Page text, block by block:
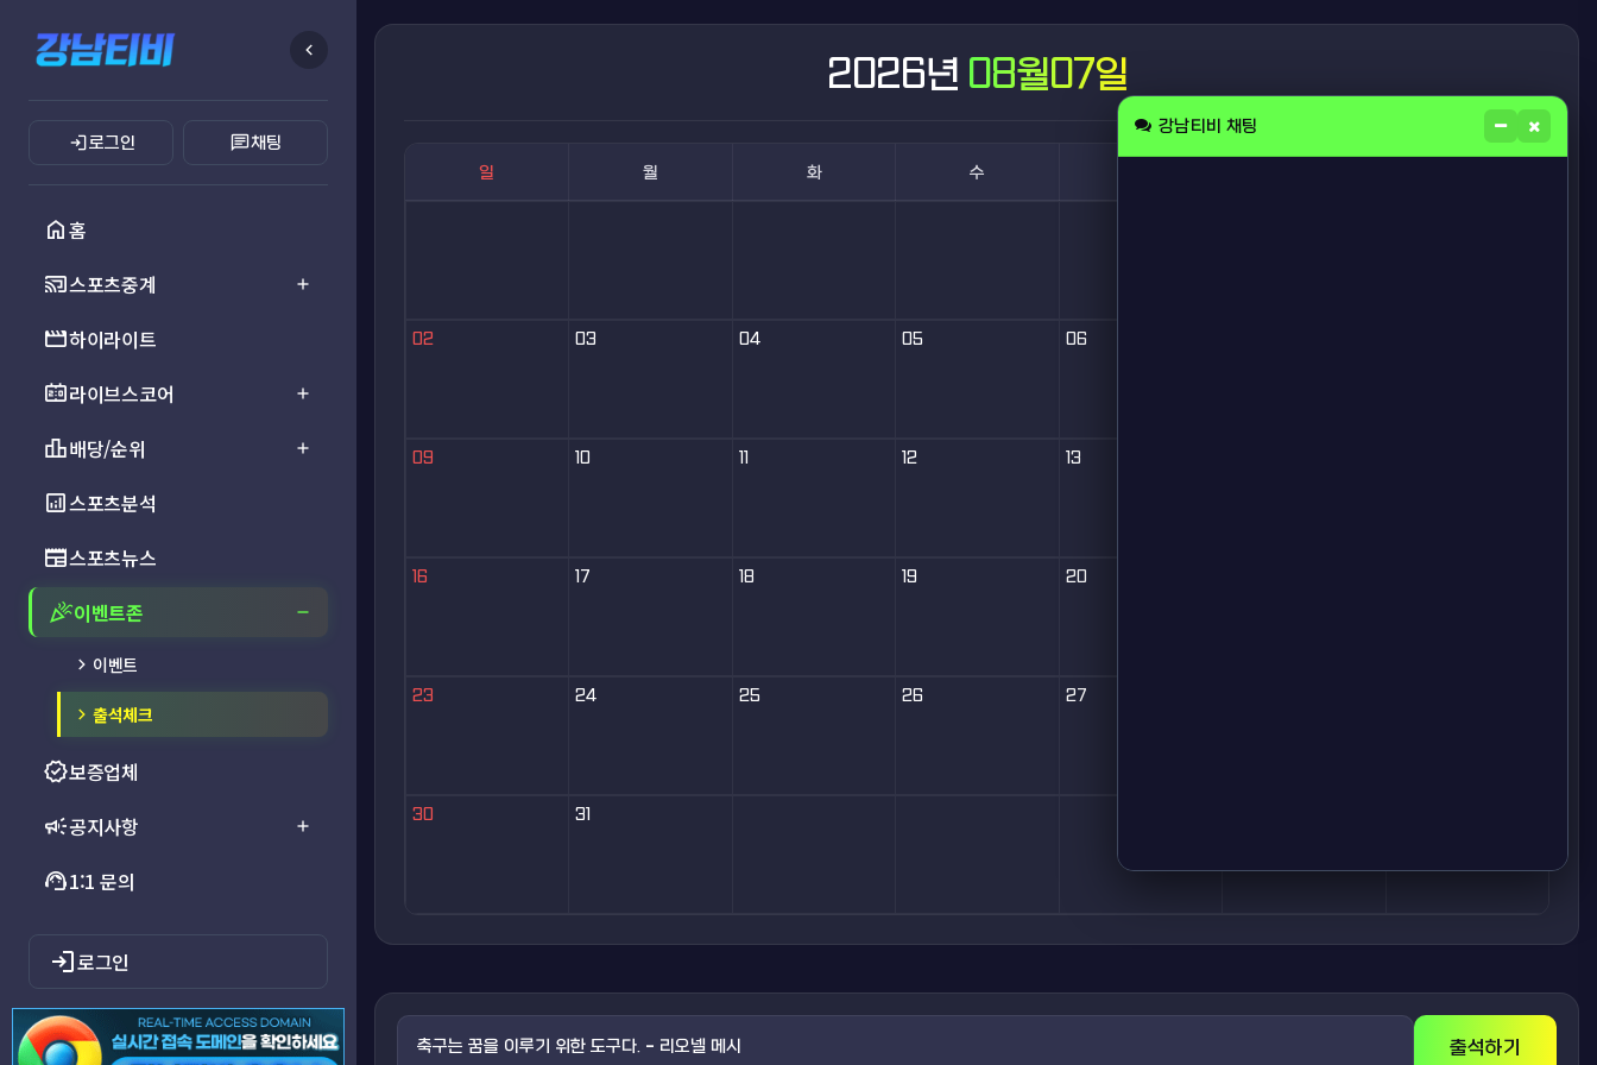
chevron_left
login로그인 chat채팅
home홈
cast_connected스포츠중계 add
movie하이라이트
scoreboard라이브스코어 add
leaderboard배당/순위 add
analytics스포츠분석
newspaper스포츠뉴스
celebration이벤트존
remove
chevron_right 이벤트
chevron_right 출석체크
verified보증업체
campaign공지사항 add
support_agent1:1 문의
login로그인
2026년 08월07일
일 월 화 수
02 03 04 05 06
09 10 11 12 13
16 17 18 19 20
23 24 25 26 27
30 31
출석하기
강남티비 채팅